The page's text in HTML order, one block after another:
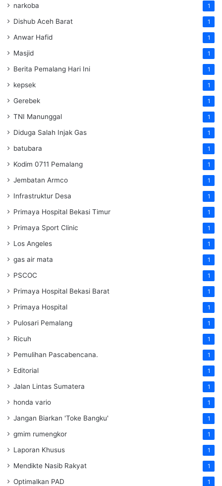
narkoba 1
Dishub Aceh Barat 1
Anwar Hafid 1
Masjid 1
Berita Pemalang Hari Ini 1
kepsek 1
Gerebek 1
TNI Manunggal 1
Diduga Salah Injak Gas 1
batubara 1
Kodim 0711 Pemalang 1
Jembatan Armco 1
Infrastruktur Desa 1
Primaya Hospital Bekasi Timur 1
Primaya Sport Clinic 1
Los Angeles 1
gas air mata 1
PSCOC 1
Primaya Hospital Bekasi Barat 1
Primaya Hospital 1
Pulosari Pemalang 1
Ricuh 1
Pemulihan Pascabencana. 1
Editorial 1
Jalan Lintas Sumatera 1
honda vario 1
Jangan Biarkan 'Toke Bangku' 1
gmim rumengkor 1
Laporan Khusus 1
Mendikte Nasib Rakyat 1
Optimalkan PAD 1